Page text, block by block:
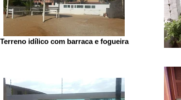
Terreno idílico com barraca e fogueira